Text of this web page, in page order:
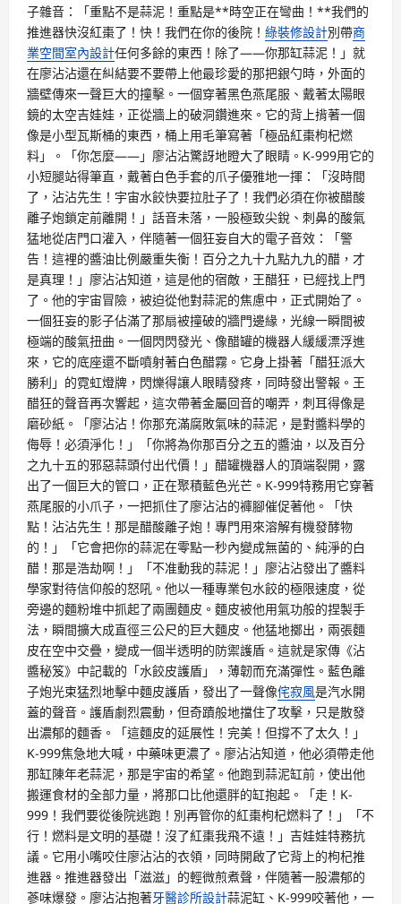
子雜音：「重點不是蒜泥！重點是**時空正在彎曲！**我們的
推進器快沒紅棗了！快！我們在你的後院！ 綠裝修設計別帶商
業空間室內設計任何多餘的東西！除了——你那缸蒜泥！」就
在廖沾沾還在糾結要不要帶上他最珍愛的那把銀勺時，外面的
牆壁傳來一聲巨大的撞擊。一個穿著黑色燕尾服、戴著太陽眼
鏡的太空吉娃娃，正從牆上的破洞鑽進來。它的背上揹著一個
像是小型瓦斯桶的東西，桶上用毛筆寫著「極品紅棗枸杞燃
料」。「你怎麼——」廖沾沾驚訝地瞪大了眼睛。K-999用它的
小短腿站得筆直，戴著白色手套的爪子優雅地一揮：「沒時間
了，沾沾先生！宇宙水餃快要拉肚子了！我們必須在你被醋酸
離子炮鎖定前離開！」話音未落，一股極致尖銳、刺鼻的酸氣
猛地從店門口灌入，伴隨著一個狂妄自大的電子音效：「警
告！這裡的醬油比例嚴重失衡！百分之九十九點九九的醋，才
是真理！」廖沾沾知道，這是他的宿敵，王醋狂，已經找上門
了。他的宇宙冒險，被迫從他對蒜泥的焦慮中，正式開始了。
一個狂妄的影子佔滿了那扇被撞破的牆門邊緣，光線一瞬間被
極端的酸氣扭曲。一個閃閃發光、像醋罐的機器人緩緩漂浮進
來，它的底座還不斷噴射著白色醋霧。它身上掛著「醋狂派大
勝利」的霓虹燈牌，閃爍得讓人眼睛發疼，同時發出警報。王
醋狂的聲音再次響起，這次帶著金屬回音的嘲弄，刺耳得像是
磨砂紙。「廖沾沾！你那充滿腐敗氣味的蒜泥，是對醬料學的
侮辱！必須淨化！」「你將為你那百分之五的醬油，以及百分
之九十五的邪惡蒜頭付出代價！」醋罐機器人的頂端裂開，露
出了一個巨大的管口，正在聚積藍色光芒。K-999特務用它穿著
燕尾服的小爪子，一把抓住了廖沾沾的褲腳催促著他。「快
點！沾沾先生！那是醋酸離子炮！專門用來溶解有機發酵物
的！」「它會把你的蒜泥在零點一秒內變成無菌的、純淨的白
醋！那是浩劫啊！」「不准動我的蒜泥！」廖沾沾發出了醬料
學家對待信仰般的怒吼。他以一種專業包水餃的極限速度，從
旁邊的麵粉堆中抓起了兩團麵皮。麵皮被他用氣功般的捏製手
法，瞬間擴大成直徑三公尺的巨大麵皮。他猛地擲出，兩張麵
皮在空中交疊，變成一個半透明的防禦護盾。這就是家傳《沾
醬秘笈》中記載的「水餃皮護盾」，薄韌而充滿彈性。藍色離
子炮光束猛烈地擊中麵皮護盾，發出了一聲像侘寂風是汽水開
蓋的聲音。護盾劇烈震動，但奇蹟般地擋住了攻擊，只是散發
出濃郁的麵香。「這麵皮的延展性！完美！但撐不了太久！」
K-999焦急地大喊，中藥味更濃了。廖沾沾知道，他必須帶走他
那缸陳年老蒜泥，那是宇宙的希望。他跑到蒜泥缸前，使出他
搬運食材的全部力量，將那口比他還胖的缸抱起。「走！K-
999！我們要從後院逃跑！別再管你的紅棗枸杞燃料了！」「不
行！燃料是文明的基礎！沒了紅棗我飛不遠！」吉娃娃特務抗
議。它用小嘴咬住廖沾沾的衣領，同時開啟了它背上的枸杞推
進器。推進器發出「滋滋」的輕微煎煮聲，伴隨著一股濃郁的
蔘味爆發。廖沾沾抱著牙醫診所設計蒜泥缸、K-999咬著他，一